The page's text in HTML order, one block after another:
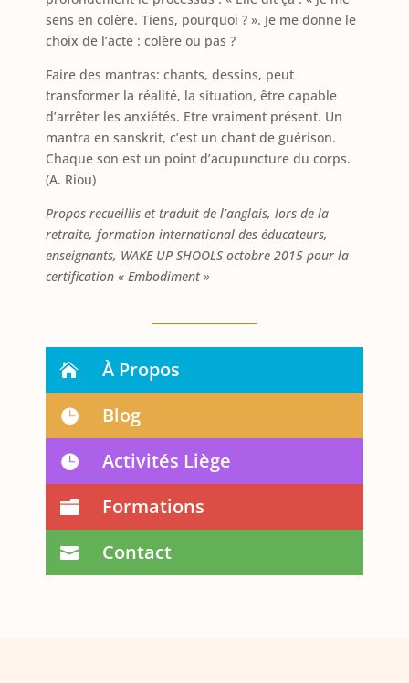
sens en colère. Tiens, pourquoi ? ». Je me donne le
choix de l’acte : colère ou pas ?
Faire des mantras: chants, dessins, peut
transformer la réalité, la situation, être capable
d’arrêter les anxiétés. Etre vraiment présent. Un
mantra en sanskrit, c’est un chant de guérison.
Chaque son est un point d’acupuncture du corps.
(A. Riou)
Propos recueillis et traduit de l’anglais, lors de la
retraite, formation international des éducateurs,
enseignants, WAKE UP SHOOLS octobre 2015 pour la
certification « Embodiment »
À Propos
Blog
Activités Liège
Formations
Contact